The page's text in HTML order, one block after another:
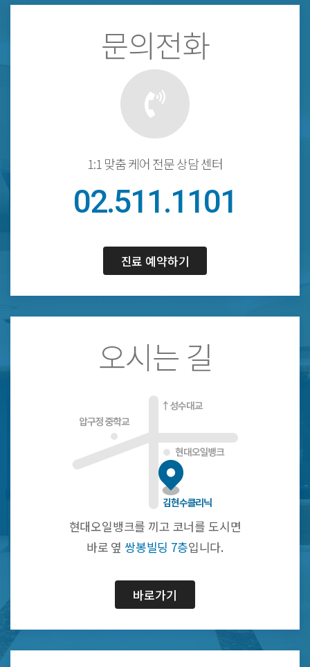
문의전화
1:1 맞춤 케어 전문 상담 센터
02.511.1101
진료 예약하기
오시는 길
현대오일뱅크를 끼고 코너를 도시면
바로 옆 쌍봉빌딩 7층입니다.
바로가기